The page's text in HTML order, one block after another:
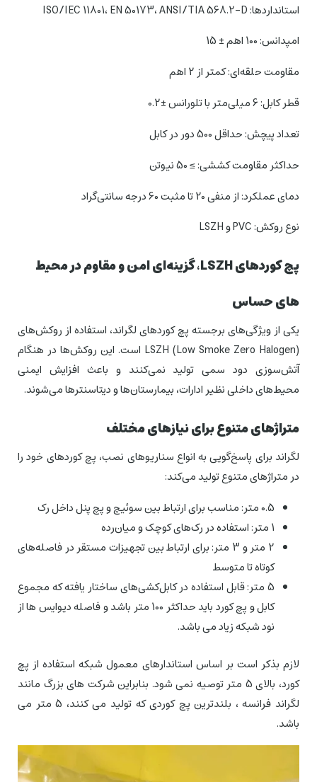
استانداردها: ISO/IEC 11801، EN 50173، ANSI/TIA 568.2-D
امپدانس: 100 اهم ± 15
مقاومت حلقه‌ای: کمتر از 2 اهم
قطر کابل: 6 میلی‌متر با تلورانس ±0.2
تعداد پیچش: حداقل 500 دور در کابل
حداکثر مقاومت کششی: ≥ 50 نیوتن
دمای عملکرد: از منفی 20 تا مثبت 60 درجه سانتی‌گراد
نوع روکش: PVC و LSZH
پچ کوردهای ،گزینه‌ای امن و مقاوم در محیط
های حساس
یکی از ویژگی‌های برجسته پچ کوردهای لگراند، استفاده از روکش‌های
LSZH (Low Smoke Zero Halogen) است. این روکش‌ها در هنگام
آتش‌سوزی دود سمی تولید نمی‌کنند و باعث افزایش ایمنی
محیط‌های داخلی نظیر ادارات، بیمارستان‌ها و دیتاسنترها می‌شوند.
متراژهای متنوع برای نیازهای مختلف
لگراند برای پاسخ‌گویی به انواع سناریوهای نصب، پچ کوردهای خود را
در متراژهای متنوع تولید می‌کند:
0.5 متر: مناسب برای ارتباط بین سوئیچ و پچ پنل داخل رک
1 متر: استفاده در رک‌های کوچک و میان‌رده
2 متر و 3 متر: برای ارتباط بین تجهیزات مستقر در فاصله‌های
کوتاه تا متوسط
5 متر: قابل استفاده در کابل‌کشی‌های ساختار یافته که مجموع
کابل و پچ کورد باید حداکثر 100 متر باشد و فاصله دیوایس ها از
نود شبکه زیاد می باشد.
لازم بذکر است بر اساس استاندارهای معمول شبکه استفاده از پچ
کورد، بالای 5 متر توصیه نمی شود. بنابراین شرکت های بزرگ مانند
لگراند فرانسه ، بلندترین پچ کوردی که تولید می کنند، 5 متر می
باشد.